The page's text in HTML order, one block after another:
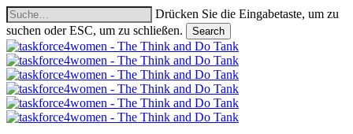
Skip
to
main
content
Drücken Sie die Eingabetaste, um zu
suchen oder ESC, um zu schließen.
Search
Close
Search
Studien
Die Teilzeit-Studie